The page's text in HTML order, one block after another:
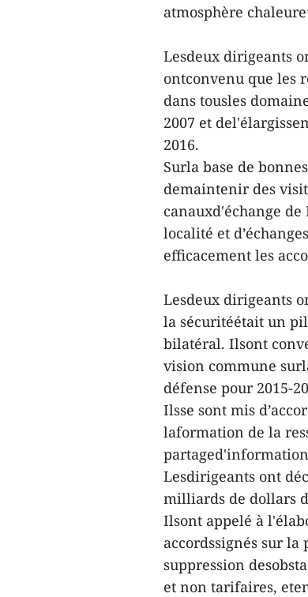
atmosphère
Lesdeux dirigeants
ontconvenu que les
dans tousles
2007 et
2016.
Surla base de
demaintenir des
canauxd'échange
localité et
efficacement les
Lesdeux dirigeants
la sécuritéétait un
bilatéral. Ilsont
vision commune
défense pour 2015-
Ilsse sont mis
laformation de la
Lesdirigeants ont
milliards de dollars
Ilsont appelé à
accordssignés sur
suppression
et non tarifaires,